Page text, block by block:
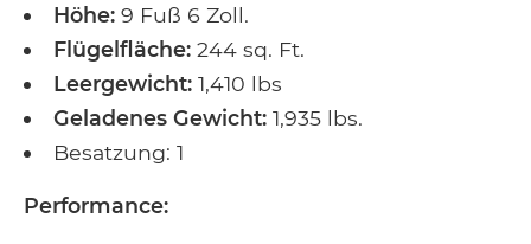
Höhe:9 Fuß 6 Zoll.
Flügelfläche:244 sq. Ft.
Leergewicht:1,410 lbs
Geladenes Gewicht:1,935 lbs.
Besatzung: 1
Performance: